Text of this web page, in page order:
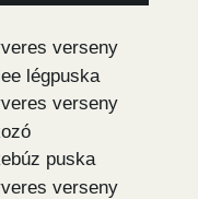
verseny
légpuska
verseny
puska
verseny